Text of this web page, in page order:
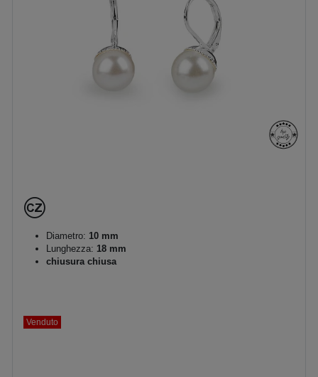
Diametro: 10 mm
Lunghezza: 18 mm
chiusura chiusa
Venduto